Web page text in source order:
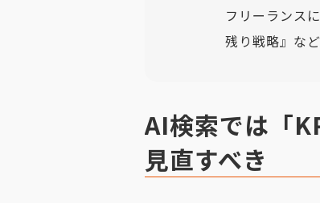
フリーランス
残り戦略』な
AI検索では「
見直すべき